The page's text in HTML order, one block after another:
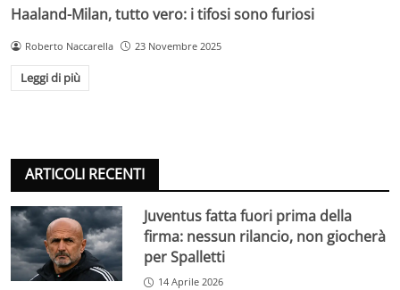
Haaland-Milan, tutto vero: i tifosi sono furiosi
Roberto Naccarella 23 Novembre 2025
Leggi di più
ARTICOLI RECENTI
Juventus fatta fuori prima della
firma: nessun rilancio, non giocherà
per Spalletti
14 Aprile 2026